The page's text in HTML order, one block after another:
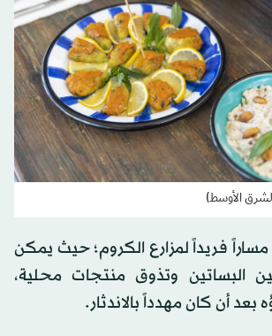
الأوسط)
فريداً لمزارع الكروم؛ حيث يمكن
البساتين وتذوق منتجات محلية،
بعد أن كان مهدداً بالاندثار.